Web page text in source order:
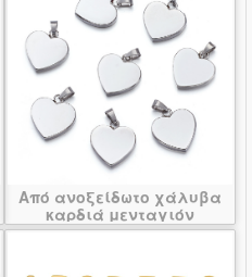
Από ανοξείδωτο χάλυβα
καρδιά μενταγιόν